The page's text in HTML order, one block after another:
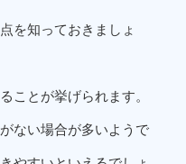
を知っておきましょ
ことが挙げられます。
ない場合が多いようで